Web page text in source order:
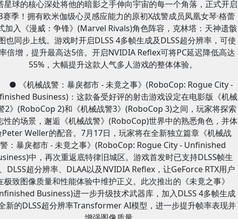
星球的核心深处将他的暗影之手伸向宇宙的每一个角落，正式开启
赛季！拥有欧米伽级心灵感应能力的原初X战警成员凤凰女琴·格蕾
加入《漫威：争锋》(Marvel Rivals)角色阵容，克林塔：天神遗骸
也同步上线。游戏时开启DLSS 4多帧生成及DLSS超分辨率，可使
倍增，提升最高达5倍。开启NVIDIA Reflex可将PC延迟降低高达
55%，大幅提升这款人气多人游戏的整体体验。
● 《机械战警：暴戾都市 - 未竟之事》(RoboCop: Rogue City -
Business)：这款备受好评的射击游戏设定在电影版《机械
2》(RoboCop 2)和《机械战警3》(RoboCop 3)之间，玩家将探索
性的场景，邂逅《机械战警》(RoboCop)世界中的熟悉角色，并体
Peter Weller的配音。7月17日，玩家将在全新独立篇章《机械战
警：暴戾都市 - 未竟之事》(RoboCop: Rogue City - Unfinished
中，再次重返底特律旧城区。游戏首发时已支持DLSS帧生
DLSS超分辨率、DLAA以及NVIDIA Reflex，让GeForce RTX用户
极致图像质量和性能体验中维护正义。此次推出的《未竟之事》
Business)进一步升级技术武器库，加入DLSS 4多帧生成
新的DLSS超分辨率Transformer AI模型，进一步提升帧率表现并